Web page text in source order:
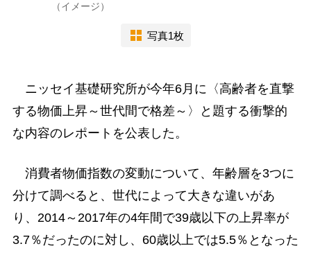
（イメージ）
写真1枚
ニッセイ基礎研究所が今年6月に〈高齢者を直撃
する物価上昇～世代間で格差～〉と題する衝撃的
な内容のレポートを公表した。
消費者物価指数の変動について、年齢層を3つに
分けて調べると、世代によって大きな違いがあ
り、2014～2017年の4年間で39歳以下の上昇率が
3.7％だったのに対し、60歳以上では5.5％となった